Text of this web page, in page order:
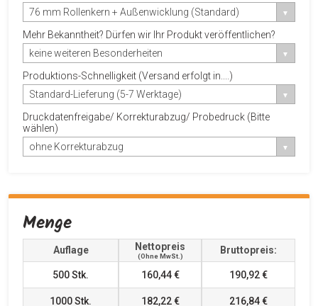
76 mm Rollenkern + Außenwicklung (Standard)
Mehr Bekanntheit? Dürfen wir Ihr Produkt veröffentlichen?
keine weiteren Besonderheiten
Produktions-Schnelligkeit (Versand erfolgt in....)
Standard-Lieferung (5-7 Werktage)
Druckdatenfreigabe/ Korrekturabzug/ Probedruck (Bitte
wählen)
ohne Korrekturabzug
Menge
Auflage Nettopreis
(ohne MwSt.)
Bruttopreis:
500Stk. 160,44 € 190,92 €
1000Stk. 182,22 € 216,84 €